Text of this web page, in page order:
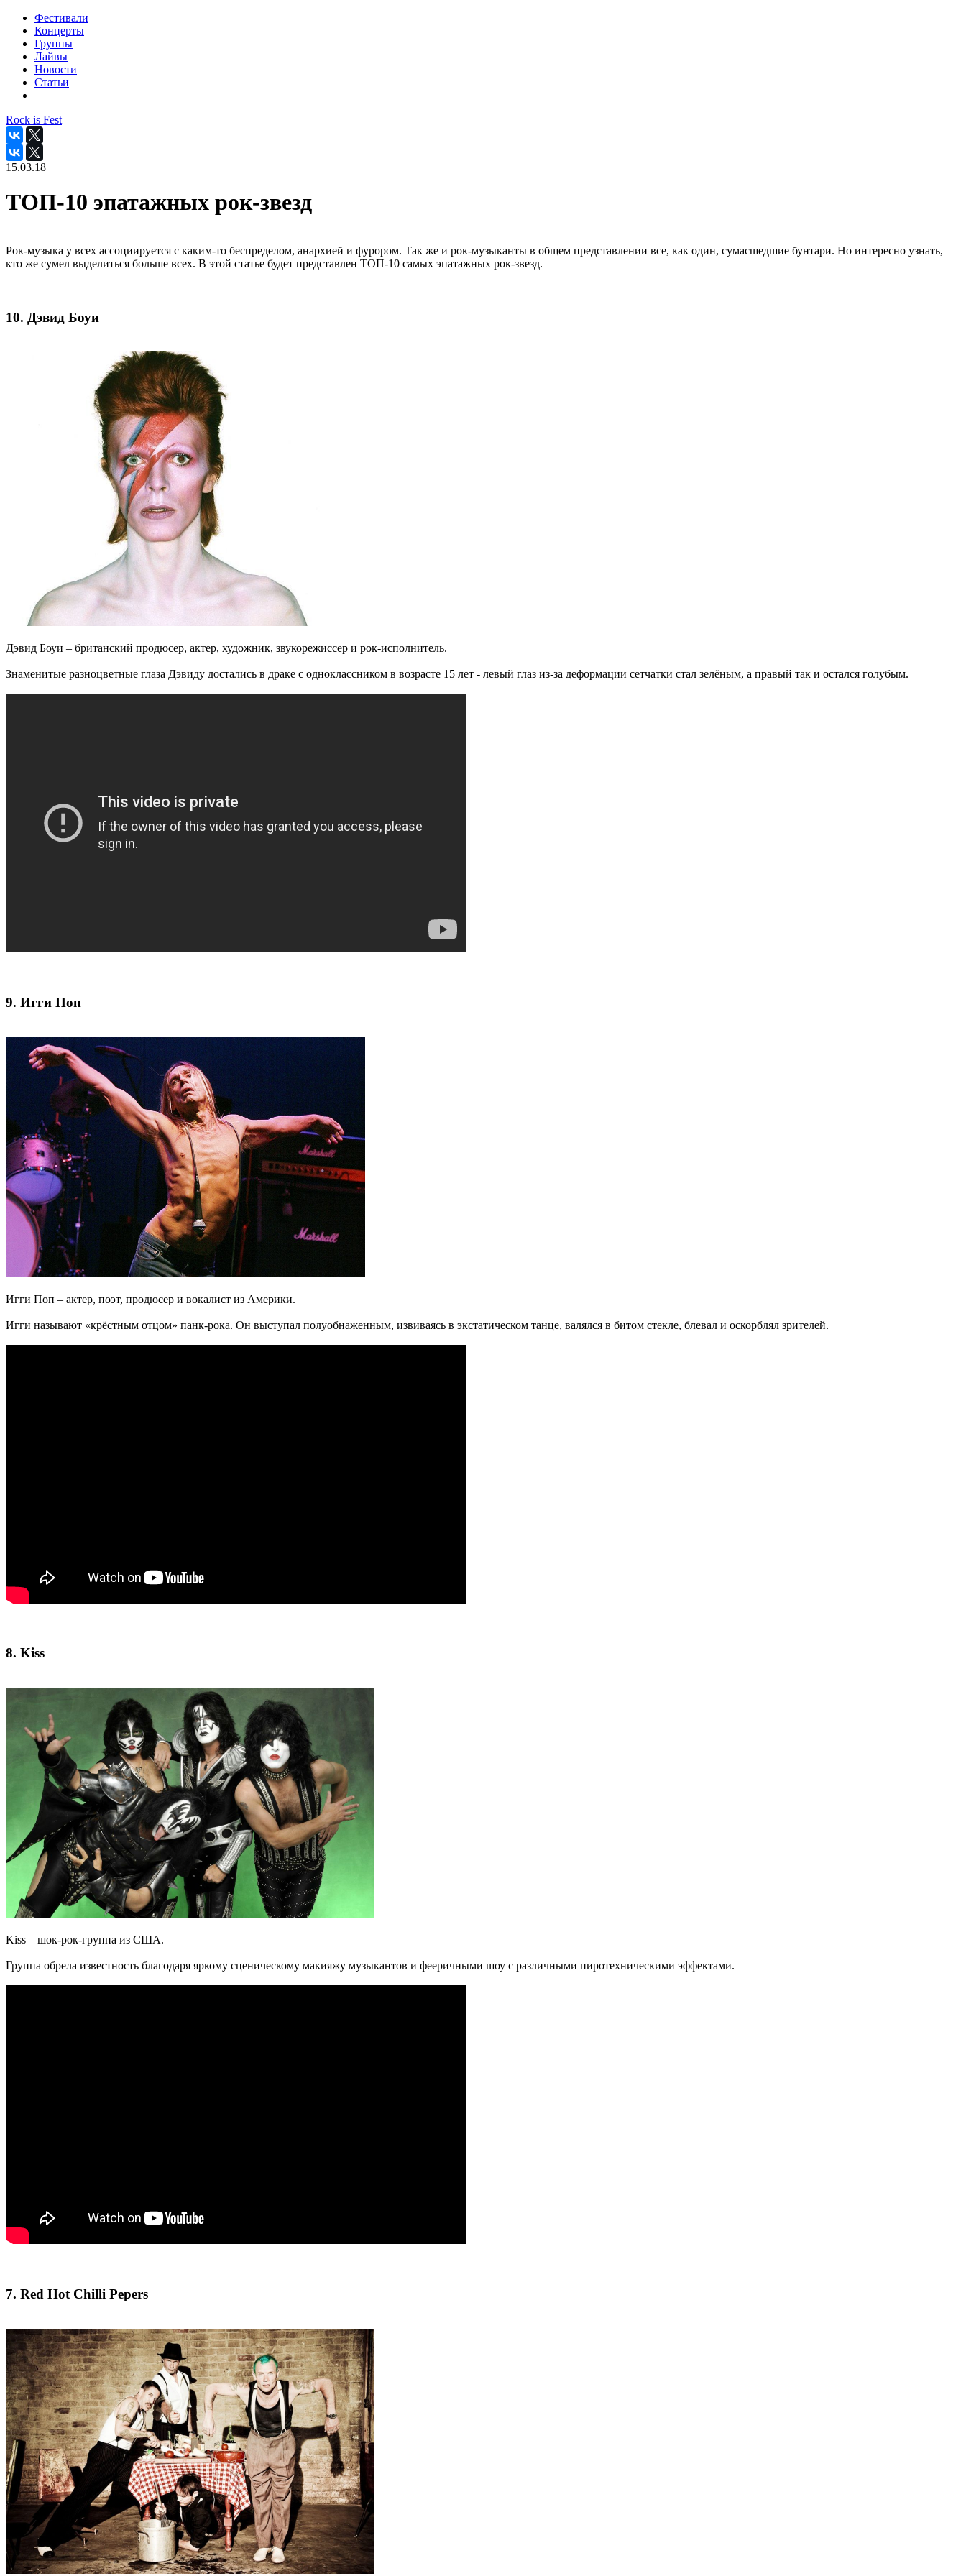
Фестивали
Концерты
Группы
Лайвы
Новости
Статьи
Rock is Fest
15.03.18
ТОП-10 эпатажных рок-звезд
Рок-музыка у всех ассоциируется с каким-то беспределом, анархией и фурором. Так же и рок-музыканты в общем представлении все, как один, сумасшедшие бунтари. Но интересно узнать,
кто же сумел выделиться больше всех. В этой статье будет представлен ТОП-10 самых эпатажных рок-звезд.
10. Дэвид Боуи
Дэвид Боуи – британский продюсер, актер, художник, звукорежиссер и рок-исполнитель.
Знаменитые разноцветные глаза Дэвиду достались в драке с одноклассником в возрасте 15 лет - левый глаз из-за деформации сетчатки стал зелёным, а правый так и остался голубым.
9. Игги Поп
Игги Поп – актер, поэт, продюсер и вокалист из Америки.
Игги называют «крёстным отцом» панк-рока. Он выступал полуобнаженным, извиваясь в экстатическом танце, валялся в битом стекле, блевал и оскорблял зрителей.
8. Kiss
Kiss – шок-рок-группа из США.
Группа обрела известность благодаря яркому сценическому макияжу музыкантов и фееричными шоу с различными пиротехническими эффектами.
7. Red Hot Chilli Pepers